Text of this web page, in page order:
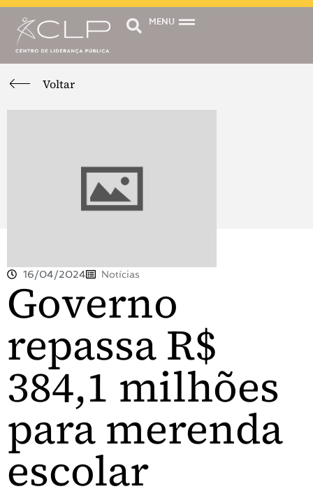
MENU
Voltar
16/04/2024 Notícias
Governo
repassa R$
384,1 milhões
para merenda
escolar